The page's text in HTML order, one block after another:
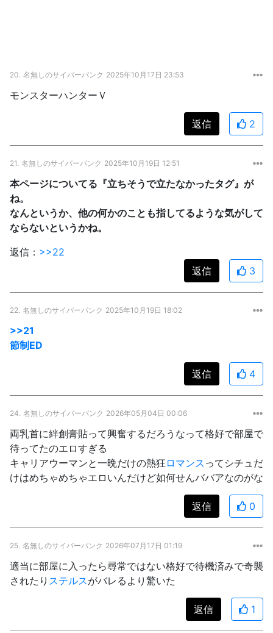
20. 名無しのサイバーパンク 2025年10月17日 23:53
モンスターハンターＶ
返信 2
21. 名無しのサイバーパンク 2025年10月19日 12:51
本ページについてる『立ちそうで立たなかったタグ』が
ね。
なんというか、他の何かのことも指してるような気がして
ならないというかね。
返信： >>22
返信
3
22. 名無しのサイバーパンク 2025年10月19日 18:02
>>21
節制ED
返信 4
24. 名無しのサイバーパンク 2026年05月04日 00:06
両乳首に絆創膏貼って興奮するだろうなって格好で部屋で
待ってたのエロすぎる
キャリアウーマンと一晩だけの熱狂 ロマンス ってシチュだ
けはめちゃめちゃエロいんだけど如何せんババアなのがな
返信 0
25. 名無しのサイバーパンク 2026年07月17日 01:19
適当に部屋に入ったら尋常ではない格好で待機済みで奇襲
されたり ステルスがバレるより驚いた
返信 1